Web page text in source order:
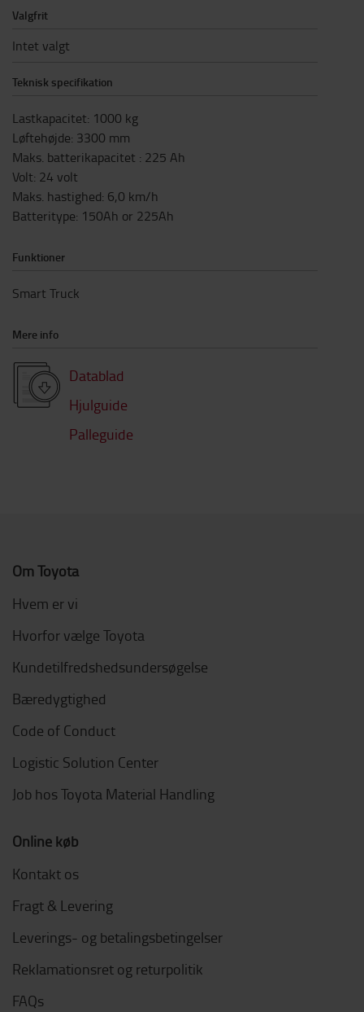
Valgfrit
Intet valgt
Teknisk specifikation
Lastkapacitet: 1000 kg
Løftehøjde: 3300 mm
Maks. batterikapacitet : 225 Ah
Volt: 24 volt
Maks. hastighed: 6,0 km/h
Batteritype: 150Ah or 225Ah
Funktioner
Smart Truck
Mere info
Datablad
Hjulguide
Palleguide
Om Toyota
Hvem er vi
Hvorfor vælge Toyota
Kundetilfredshedsundersøgelse
Bæredygtighed
Code of Conduct
Logistic Solution Center
Job hos Toyota Material Handling
Online køb
Kontakt os
Fragt & Levering
Leverings- og betalingsbetingelser
Reklamationsret og returpolitik
FAQs